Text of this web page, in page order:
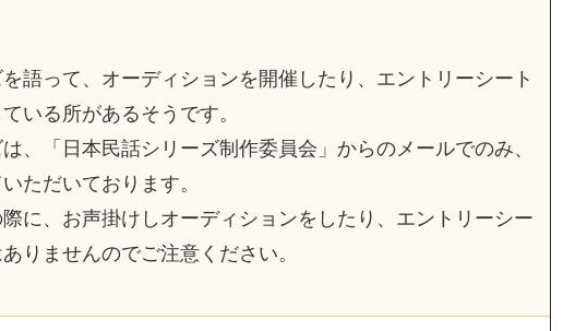
語って、オーディションを開催したり、エントリーシート
いる所があるそうです。
、「日本民話シリーズ制作委員会」からのメールでのみ、
ただいております。
に、お声掛けしオーディションをしたり、エントリーシー
りませんのでご注意ください。